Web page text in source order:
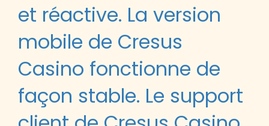
et réactive. La version
mobile de Cresus
Casino fonctionne de
façon stable. Le support